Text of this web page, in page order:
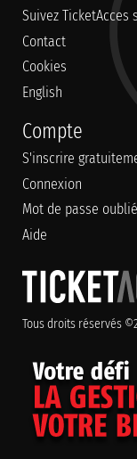
Suivez TicketAcces
Contact
Cookies
English
Compte
S'inscrire
Connexion
Mot de passe oublié
Aide
Tous droits réservés